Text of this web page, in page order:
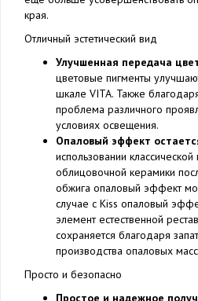
края.
Отличный эстетический вид
Улучшенная передача
цветовые пигменты
шкале VITA. Также
проблема различного
условиях освещения.
Опаловый эффект
использовании
облицовочной керамики
обжига опаловый эффект
случае с Kiss опаловый
элемент естественной
сохраняется благодаря
производства опаловых
Просто и безопасно
Простое и надежное